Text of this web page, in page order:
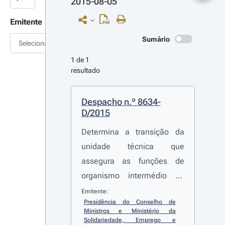
Emitente
Selecionar Sumário
1 de 1
resultado
Despacho n.º 8634-
D/2015
Determina a transição da
unidade técnica que
assegura as funções de
organismo intermédio na
região centro do Instituto de
Emprego e Formação
Profissional, I. P. (IEFP, I. P.)
Emitente:
Presidência do Conselho de
Ministros e Ministério da
Solidariedade, Emprego e